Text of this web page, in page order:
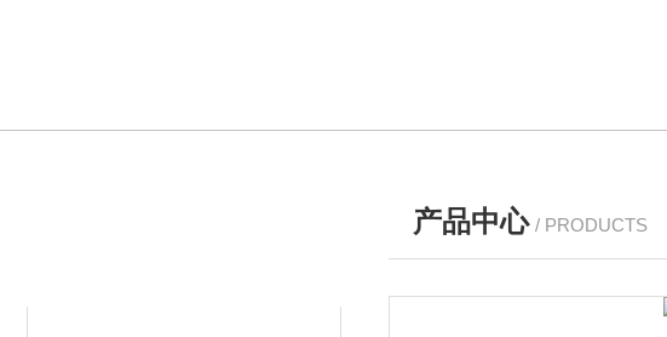
产品中心 / PRODUCTS